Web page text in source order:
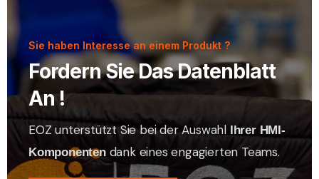
Sie haben Interesse an einem Produkt ?
Fordern Sie Das Datenblatt
An !
EOZ unterstützt Sie bei der Auswahl Ihrer HMI-
Komponentendank eines engagierten Teams.